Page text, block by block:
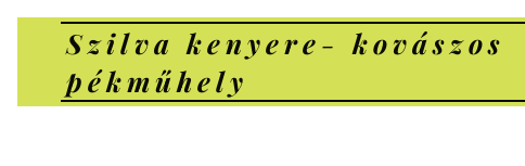
Szilva kenyere- kovászos
pékműhely